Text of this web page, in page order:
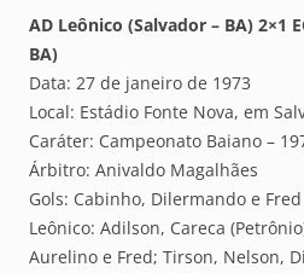
AD Leônico (Salvador – BA) 2×1
BA)
Data: 27 de janeiro de 1973
Local: Estádio Fonte Nova, em
Caráter: Campeonato Baiano –
Árbitro: Anivaldo Magalhães
Gols: Cabinho, Dilermando e Fred
Leônico: Adilson, Careca
Aurelino e Fred; Tirson, Nelson,